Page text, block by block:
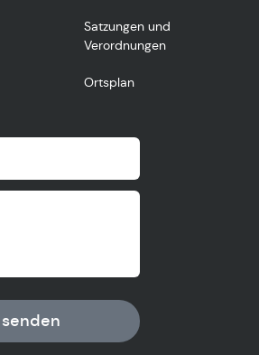
Satzungen und
Verordnungen
Ortsplan